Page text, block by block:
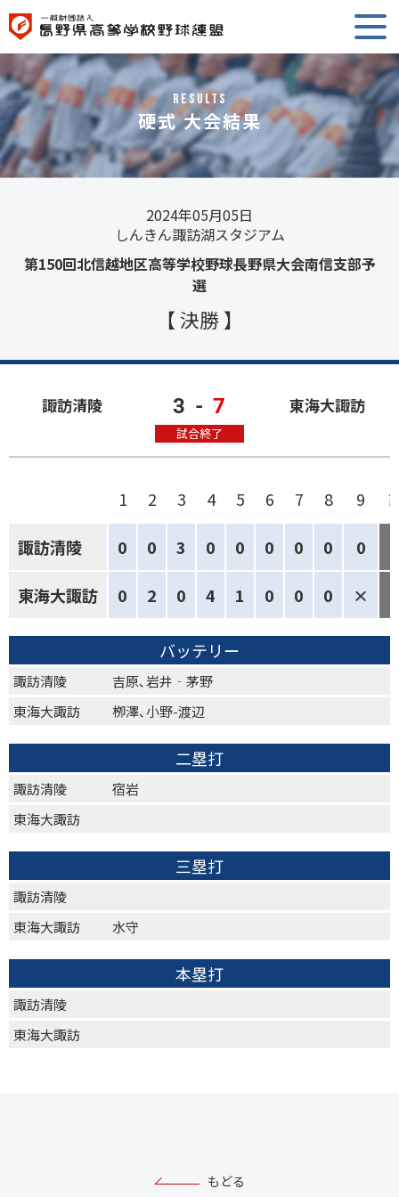
RESULTS
硬式 大会結果
2024年05月05日
しんきん諏訪湖スタジアム
第150回北信越地区高等学校野球長野県大会南信支部予
選
【 決勝 】
諏訪清陵 3 - 7
試合終了
東海大諏訪
1 2 3 4 5 6 7 8 9
諏訪清陵 0 0 3 0 0 0 0 0 0
東海大諏訪 0 2 0 4 1 0 0 0 ×
バッテリー
諏訪清陵
吉原､岩井‐茅野
東海大諏訪
栁澤､小野-渡辺
二塁打
諏訪清陵
宿岩
東海大諏訪
三塁打
諏訪清陵
東海大諏訪
水守
本塁打
諏訪清陵
東海大諏訪
もどる